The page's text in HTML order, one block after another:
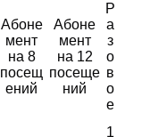
Абоне
мент
на 8
посещ
ений
Абоне
мент
на 12
посеще
ний
Р
а
з
о
в
о
е
1